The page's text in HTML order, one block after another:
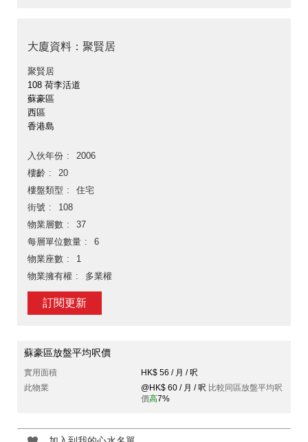
大廈資料：聚賢居
聚賢居
108 荷李活道
蘇豪區
西區
香港島
入伙年份
2006
樓齡
20
樓盤類型
住宅
街號
108
物業層數
37
每層單位數量
6
物業座數
1
物業擁有權
多業權
訂閱更新
蘇豪區放盤平均呎價
實用面積
HK$ 56 / 月 / 呎
此物業
@HK$ 60 / 月 / 呎 比較同區放盤平均呎
價高7%